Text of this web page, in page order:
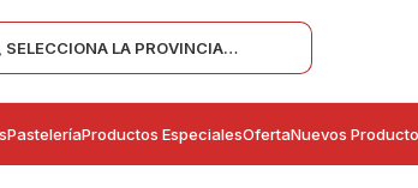
SELECCIONA LA PROVINCIA…
PasteleríaProductos EspecialesOfertaNuevos